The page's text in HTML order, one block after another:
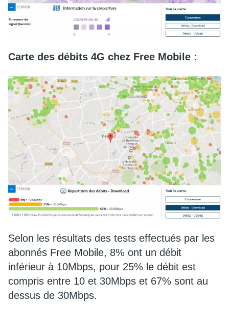
Carte des débits 4G chez Free Mobile :
Selon les résultats des tests effectués par les
abonnés Free Mobile, 8% ont un débit
inférieur à 10Mbps, pour 25% le débit est
compris entre 10 et 30Mbps et 67% sont au
dessus de 30Mbps.